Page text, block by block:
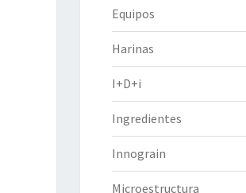
Equipos
Harinas
I+D+i
Ingredientes
Innograin
Microestructura